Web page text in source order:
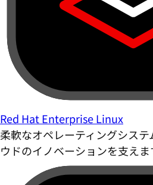
Red Hat Enterprise Linux
柔軟なオペレーティングシス
ウドのイノベーションを支えま